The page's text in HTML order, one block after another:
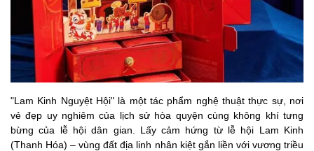
"Lam Kinh Nguyệt Hội" là một tác phẩm nghệ thuật thực sự, nơi
vẻ đẹp uy nghiêm của lịch sử hòa quyện cùng không khí tưng
bừng của lễ hội dân gian. Lấy cảm hứng từ lễ hội Lam Kinh
(Thanh Hóa) – vùng đất địa linh nhân kiệt gắn liền với vương triều